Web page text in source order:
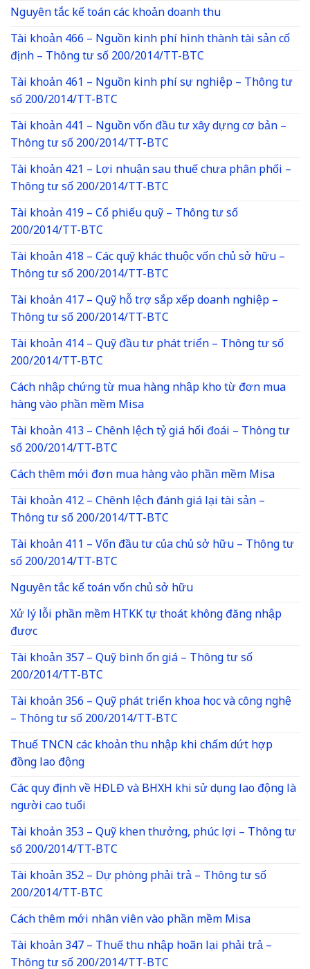
Nguyên tắc kế toán các khoản doanh thu
Tài khoản 466 – Nguồn kinh phí hình thành tài sản cố
định – Thông tư số 200/2014/TT-BTC
Tài khoản 461 – Nguồn kinh phí sự nghiệp – Thông tư
số 200/2014/TT-BTC
Tài khoản 441 – Nguồn vốn đầu tư xây dựng cơ bản –
Thông tư số 200/2014/TT-BTC
Tài khoản 421 – Lợi nhuận sau thuế chưa phân phối –
Thông tư số 200/2014/TT-BTC
Tài khoản 419 – Cổ phiếu quỹ – Thông tư số
200/2014/TT-BTC
Tài khoản 418 – Các quỹ khác thuộc vốn chủ sở hữu –
Thông tư số 200/2014/TT-BTC
Tài khoản 417 – Quỹ hỗ trợ sắp xếp doanh nghiệp –
Thông tư số 200/2014/TT-BTC
Tài khoản 414 – Quỹ đầu tư phát triển – Thông tư số
200/2014/TT-BTC
Cách nhập chứng từ mua hàng nhập kho từ đơn mua
hàng vào phần mềm Misa
Tài khoản 413 – Chênh lệch tỷ giá hối đoái – Thông tư
số 200/2014/TT-BTC
Cách thêm mới đơn mua hàng vào phần mềm Misa
Tài khoản 412 – Chênh lệch đánh giá lại tài sản –
Thông tư số 200/2014/TT-BTC
Tài khoản 411 – Vốn đầu tư của chủ sở hữu – Thông tư
số 200/2014/TT-BTC
Nguyên tắc kế toán vốn chủ sở hữu
Xử lý lỗi phần mềm HTKK tự thoát không đăng nhập
được
Tài khoản 357 – Quỹ bình ổn giá – Thông tư số
200/2014/TT-BTC
Tài khoản 356 – Quỹ phát triển khoa học và công nghệ
– Thông tư số 200/2014/TT-BTC
Thuế TNCN các khoản thu nhập khi chấm dứt hợp
đồng lao động
Các quy định về HĐLĐ và BHXH khi sử dụng lao động là
người cao tuổi
Tài khoản 353 – Quỹ khen thưởng, phúc lợi – Thông tư
số 200/2014/TT-BTC
Tài khoản 352 – Dự phòng phải trả – Thông tư số
200/2014/TT-BTC
Cách thêm mới nhân viên vào phần mềm Misa
Tài khoản 347 – Thuế thu nhập hoãn lại phải trả –
Thông tư số 200/2014/TT-BTC